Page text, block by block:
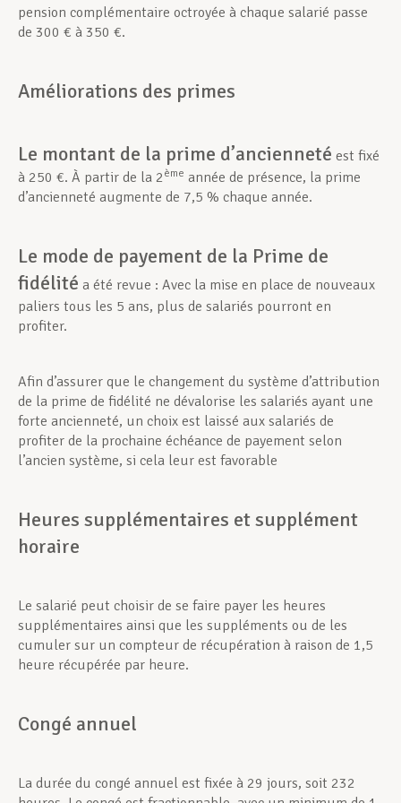
pension complémentaire octroyée à chaque salarié passe
de 300 € à 350 €.
Améliorations des primes
Le montant de la prime d’ancienneté est fixé
à 250 €. À partir de la 2 ème année de présence, la prime
d’ancienneté augmente de 7,5 % chaque année.
Le mode de payement de la Prime de
fidélité a été revue : Avec la mise en place de nouveaux
paliers tous les 5 ans, plus de salariés pourront en
profiter.
Afin d’assurer que le changement du système d’attribution
de la prime de fidélité ne dévalorise les salariés ayant une
forte ancienneté, un choix est laissé aux salariés de
profiter de la prochaine échéance de payement selon
l’ancien système, si cela leur est favorable
Heures supplémentaires et supplément
horaire
Le salarié peut choisir de se faire payer les heures
supplémentaires ainsi que les suppléments ou de les
cumuler sur un compteur de récupération à raison de 1,5
heure récupérée par heure.
Congé annuel
La durée du congé annuel est fixée à 29 jours, soit 232